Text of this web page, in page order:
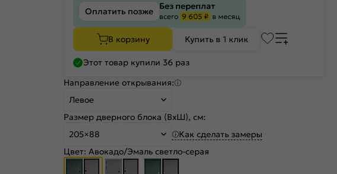
Оплатить позже Без переплат
всего 9 605 ₽ в месяц
В корзину Купить в 1 клик
Этот товар купили 36 раз
Направление открывания:
Левое
Размер дверного блока (ВхШ), см:
205×88
Как сделать замеры
Цвет: Авокадо/Эмаль светло-серая